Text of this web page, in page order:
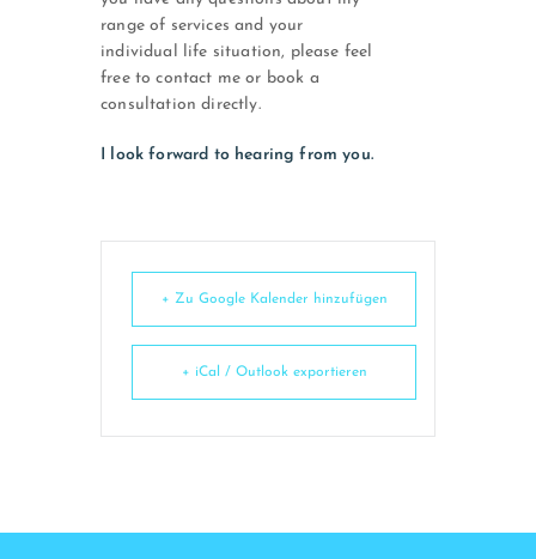
range of services and your
individual life situation, please feel
free to contact me or book a
consultation directly.
I look forward to hearing from you.
+ Zu Google Kalender hinzufügen
+ iCal / Outlook exportieren